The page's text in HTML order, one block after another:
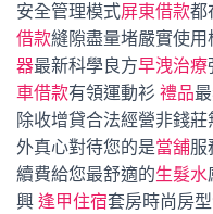
安全管理模式屏東借款都
借款縫隙盡量堵嚴實使用
器最新科學良方早洩治療
車借款有領運動衫 禮品
除收增貸合法經營非錢
外真心對待您的是當舖服
續費給您最舒適的生髮水
興 逢甲住宿套房時尚房